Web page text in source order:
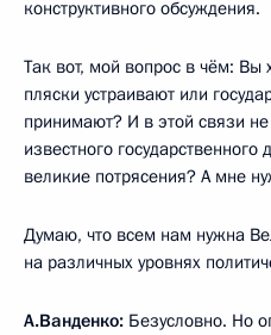
конструктивного обсуждения.
Так вот, мой вопрос в чём: Вы
пляски устраивают или
принимают? И в этой связи
известного
великие потрясения? А мне
Думаю, что всем нам нужна
на различных уровнях
А.Ванденко: Безусловно. Но